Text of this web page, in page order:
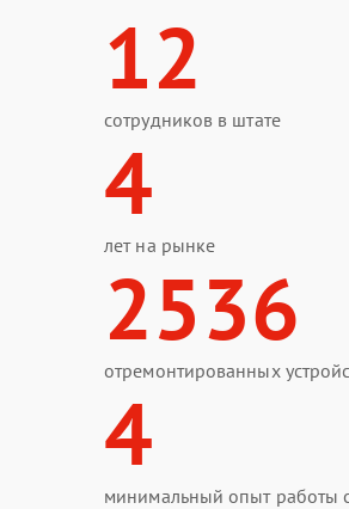
12
сотрудников в штате
4
лет на рынке
2536
отремонтированных
4
минимальный опыт работы